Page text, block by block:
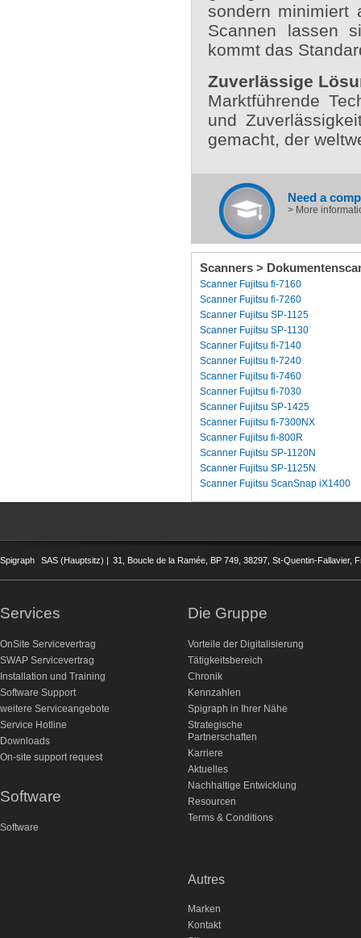
sondern minimiert
Scannen lassen
kommt das
Zuverlässige
Marktführende
und
gemacht, der
Need a
> More
Scanners >
Scanner Fujitsu fi-7160
Scanner Fujitsu fi-7260
Scanner Fujitsu SP-1125
Scanner Fujitsu SP-1130
Scanner Fujitsu fi-7140
Scanner Fujitsu fi-7240
Scanner Fujitsu fi-7460
Scanner Fujitsu fi-7030
Scanner Fujitsu SP-1425
Scanner Fujitsu fi-7300NX
Scanner Fujitsu fi-800R
Scanner Fujitsu SP-1120N
Scanner Fujitsu SP-1125N
Scanner Fujitsu ScanSnap iX1400
Spigraph SAS (Hauptsitz) | 31, Boucle de la Ramée, BP 749, 38297, St-Quentin-
Services
OnSite Servicevertrag
SWAP Servicevertrag
Installation und Training
Software Support
weitere Serviceangebote
Service Hotline
Downloads
On-site support request
Software
Software
Die Gruppe
Vorteile der Digitalisierung
Tätigkeitsbereich
Chronik
Kennzahlen
Spigraph in Ihrer Nähe
Strategische
Partnerschaften
Karriere
Aktuelles
Nachhaltige Entwicklung
Resourcen
Terms & Conditions
Autres
Marken
Kontakt